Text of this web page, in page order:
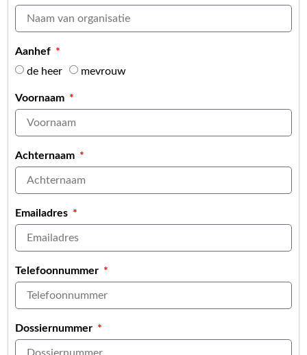
Aanhef
de heer
mevrouw
Voornaam
Achternaam
Emailadres
Telefoonnummer
Dossiernummer